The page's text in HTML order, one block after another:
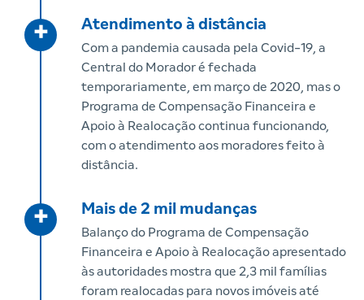
+ Atendimento à distância
Com a pandemia causada pela Covid-19, a
Central do Morador é fechada
temporariamente, em março de 2020, mas o
Programa de Compensação Financeira e
Apoio à Realocação continua funcionando,
com o atendimento aos moradores feito à
distância.
+ Mais de 2 mil mudanças
Balanço do Programa de Compensação
Financeira e Apoio à Realocação apresentado
às autoridades mostra que 2,3 mil famílias
foram realocadas para novos imóveis até